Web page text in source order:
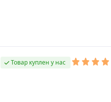
Товар куплен у нас